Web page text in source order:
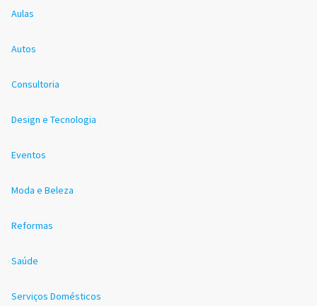
Aulas
Autos
Consultoria
Design e Tecnologia
Eventos
Moda e Beleza
Reformas
Saúde
Serviços Domésticos